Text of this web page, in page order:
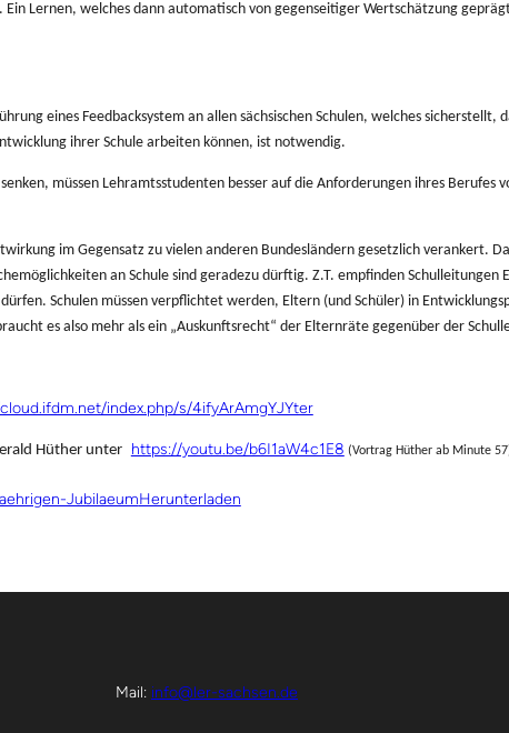
EinLernen, welches dann automatisch von gegenseitiger Wertschätzung
eines Feedbacksystem an allen sächsischen Schulen, welches
ihrer Schule arbeiten können, ist notwendig.
müssen Lehramtsstudenten besser auf die Anforderungen ihres
im Gegensatz zu vielen anderen Bundesländern gesetzlich verankert.
an Schule sind geradezu dürftig. Z.T. empfinden
Schulen müssen verpflichtet werden, Eltern (und Schüler) in
es also mehr als ein „Auskunftsrecht“ der Elternräte gegenüber der
index.php/s/4ifyArAmgYJYter
Hüther unter https://youtu.be/b6I1aW4c1E8 (Vortrag Hüther ab Minute
JubilaeumHerunterladen
Mail: info@ler-sachsen.de